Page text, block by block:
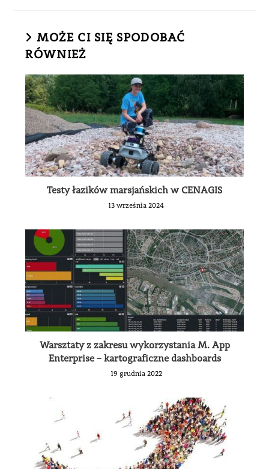
MOŻE CI SIĘ SPODOBAĆ
RÓWNIEŻ
Testy łazików marsjańskich w CENAGIS
13 września 2024
Warsztaty z zakresu wykorzystania M. App
Enterprise – kartograficzne dashboards
19 grudnia 2022